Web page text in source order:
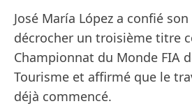
José María López a confié
décrocher un troisième titre
Championnat du Monde FIA
Tourisme et affirmé que le
déjà commencé.